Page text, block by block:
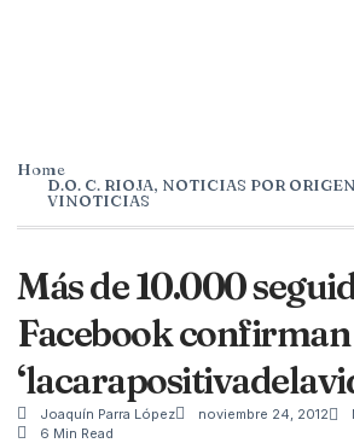
Home
D.O. C. RIOJA, NOTICIAS POR ORIGEN
VINOTICIAS
Más de 10.000
Facebook confirman
Joaquín Parra López noviembre 24, 2012
6 Min Read